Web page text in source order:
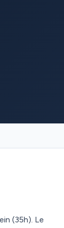
(35h). Le